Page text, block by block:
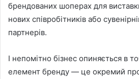
брендованих шоперах для
нових співробітників або
партнерів.
І непомітно бізнес опиняється в
елемент бренду — це окремий